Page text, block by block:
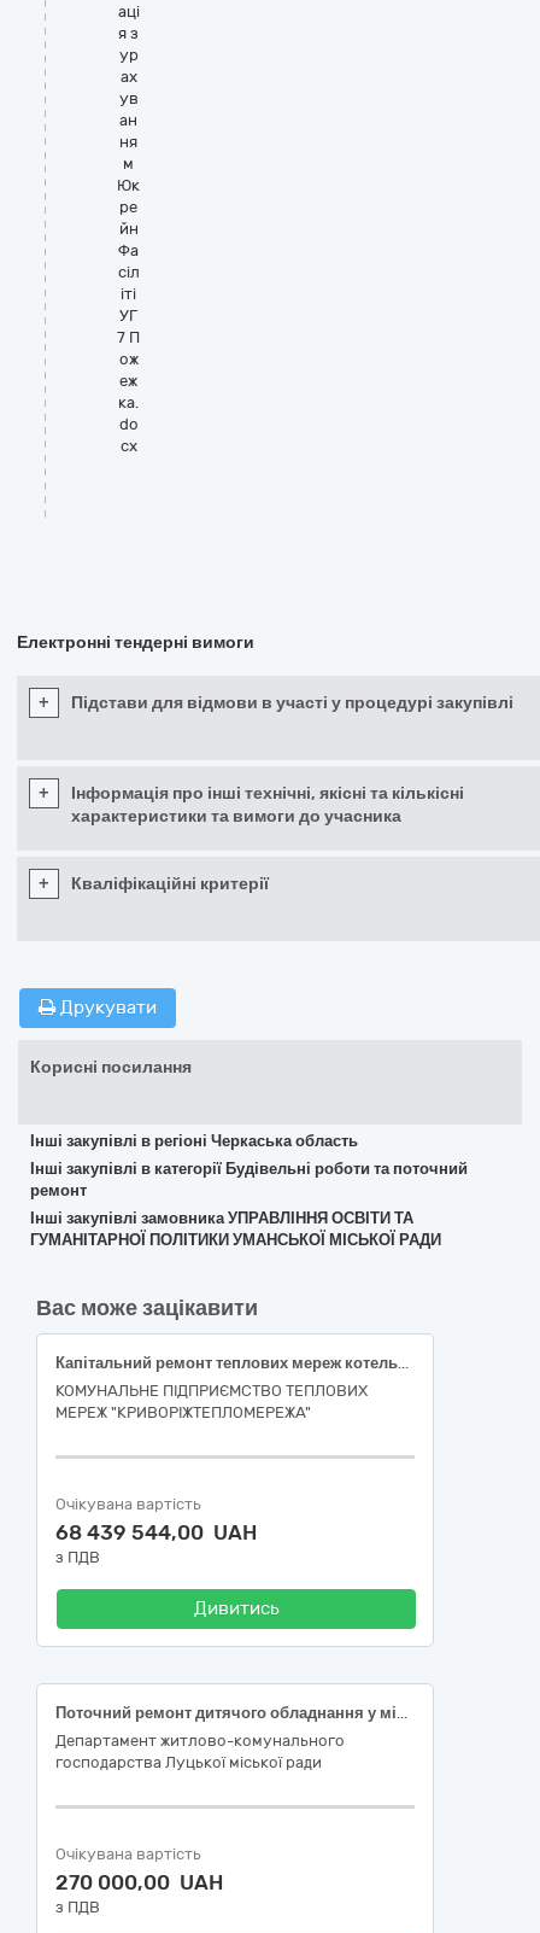
аці
я з
ур
ах
ув
ан
ня
м
Юк
ре
йн
Фа
сіл
іті
УГ
7 П
ож
еж
ка.
do
cx
Електронні тендерні вимоги
+ Підстави для відмови в участі у процедурі закупівлі
+
Інформація про інші технічні, якісні та кількісні
характеристики та вимоги до учасника
+ Кваліфікаційні критерії
Друкувати
Корисні посилання
Інші закупівлі в регіоні Черкаська область
Інші закупівлі в категорії Будівельні роботи та поточний
ремонт
Інші закупівлі замовника УПРАВЛІННЯ ОСВІТИ ТА
ГУМАНІТАРНОЇ ПОЛІТИКИ УМАНСЬКОЇ МІСЬКОЇ РАДИ
Вас може зацікавити
Капітальний ремонт теплових мереж котельні «ПівнГЗК №2» від ТК-127 до ТК-126 і до житлових будинків та будівель, підключених від ТК-126, Дніпропетровська область, м. Кривий Ріг, Тернівський район
КОМУНАЛЬНЕ ПІДПРИЄМСТВО ТЕПЛОВИХ
МЕРЕЖ "КРИВОРІЖТЕПЛОМЕРЕЖА"
Очікувана вартість
68 439 544,00 UAH
з ПДВ
Дивитись
Поточний ремонт дитячого обладнання у місті Луцьку Волинської області
Департамент житлово-комунального
господарства Луцької міської ради
Очікувана вартість
270 000,00 UAH
з ПДВ